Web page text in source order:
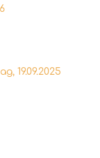
19.09.2025